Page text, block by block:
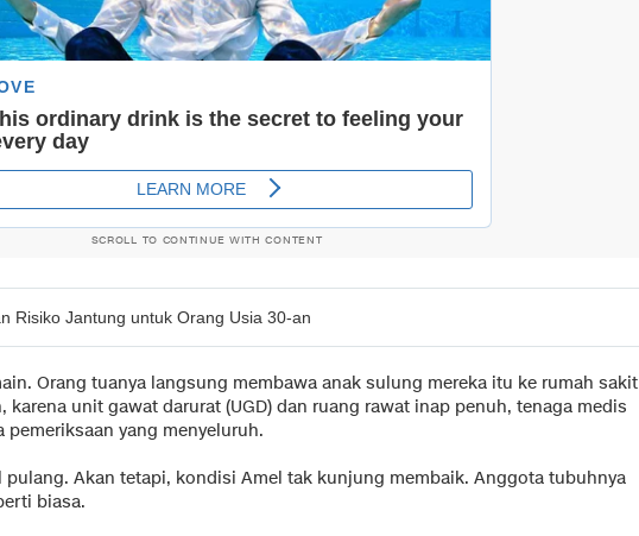
SCROLL TO CONTINUE WITH CONTENT
Risiko Jantung untuk Orang Usia 30-an
Orang tuanya langsung membawa anak sulung mereka itu ke rumah sakit
karena unit gawat darurat (UGD) dan ruang rawat inap penuh, tenaga medis
yang menyeluruh.
pulang. Akan tetapi, kondisi Amel tak kunjung membaik. Anggota tubuhnya
biasa.